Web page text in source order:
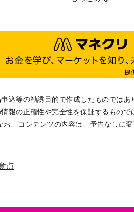
込等の勧誘目的で作成したものでは
報の正確性や完全性を保証するもの
、コンテンツの内容は、予告なしに変
点